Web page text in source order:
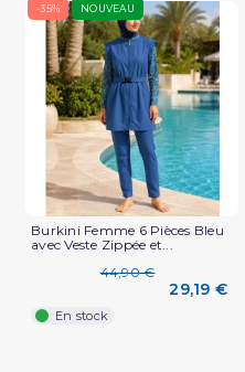
-35% NOUVEAU
Burkini Femme 6 Pièces Bleu
avec Veste Zippée et...
44,90 €
29,19 €
En stock